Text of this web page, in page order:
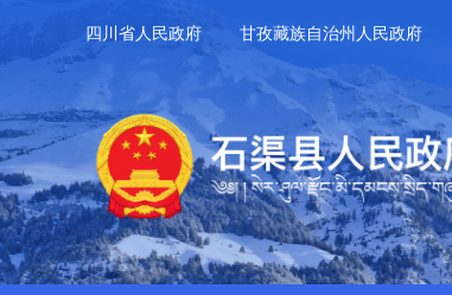
四川省人民政府 甘孜藏族自治州人民政府